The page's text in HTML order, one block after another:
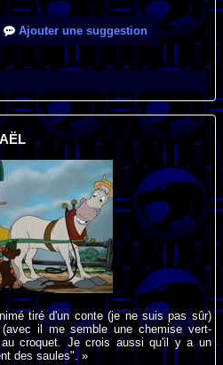
Ajouter une suggestion
tiré d'un conte (je ne suis pas sûr)
il me semble une chemise vert-
croquet. Je crois aussi qu'il y a un
des saules". »